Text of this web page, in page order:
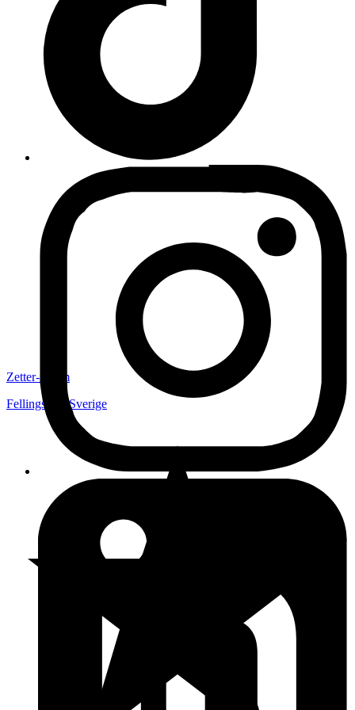
Zetter-Strom
Fellingsbro
Sverige